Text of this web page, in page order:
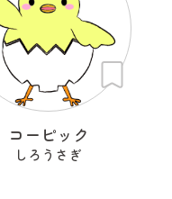
コーピック
しろうさぎ